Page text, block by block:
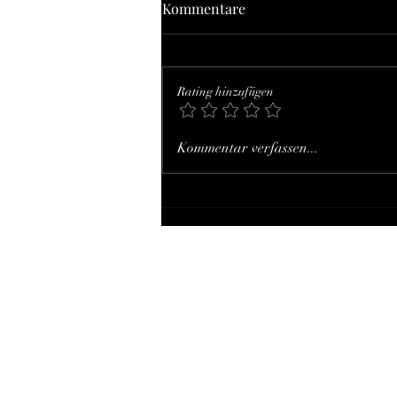
teils ein thematisch konzentrierter
Auszug aus meiner – wesentlich...
Kommentare
Rating hinzufügen
Kommentar verfassen...